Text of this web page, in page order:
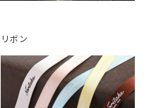
リボン